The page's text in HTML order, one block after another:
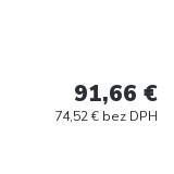
91,66 €
74,52 € bez DPH